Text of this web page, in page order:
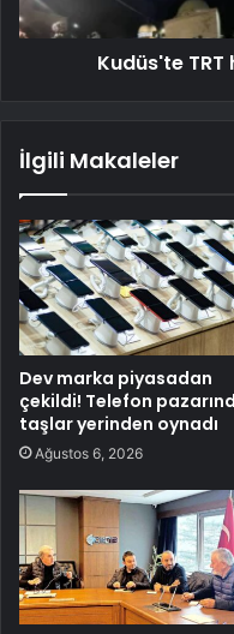
Kudüs'te TRT
İlgili Makaleler
Dev marka piyasadan
çekildi! Telefon
taşlar yerinden oynadı
Ağustos 6, 2026